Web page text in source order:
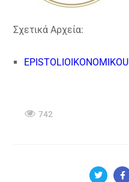
Σχετικά Αρχεία:
742